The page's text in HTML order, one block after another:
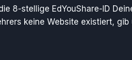
8-stellige EdYouShare-ID
keine Website existiert,